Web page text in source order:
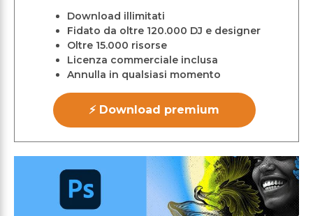
Download illimitati
Fidato da oltre 120.000 DJ e designer
Oltre 15.000 risorse
Licenza commerciale inclusa
Annulla in qualsiasi momento
⚡ Download premium